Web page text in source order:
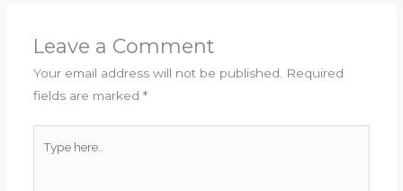
Leave a Comment
Your email address will not be published.
Required
fields are marked *
here..